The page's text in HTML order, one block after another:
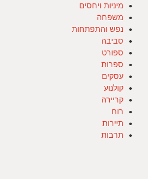
מיניות ויחסים
משפחה
נפש והתפתחות
סביבה
ספורט
ספרות
עסקים
קולנוע
קריירה
רוח
תיירות
תרבות